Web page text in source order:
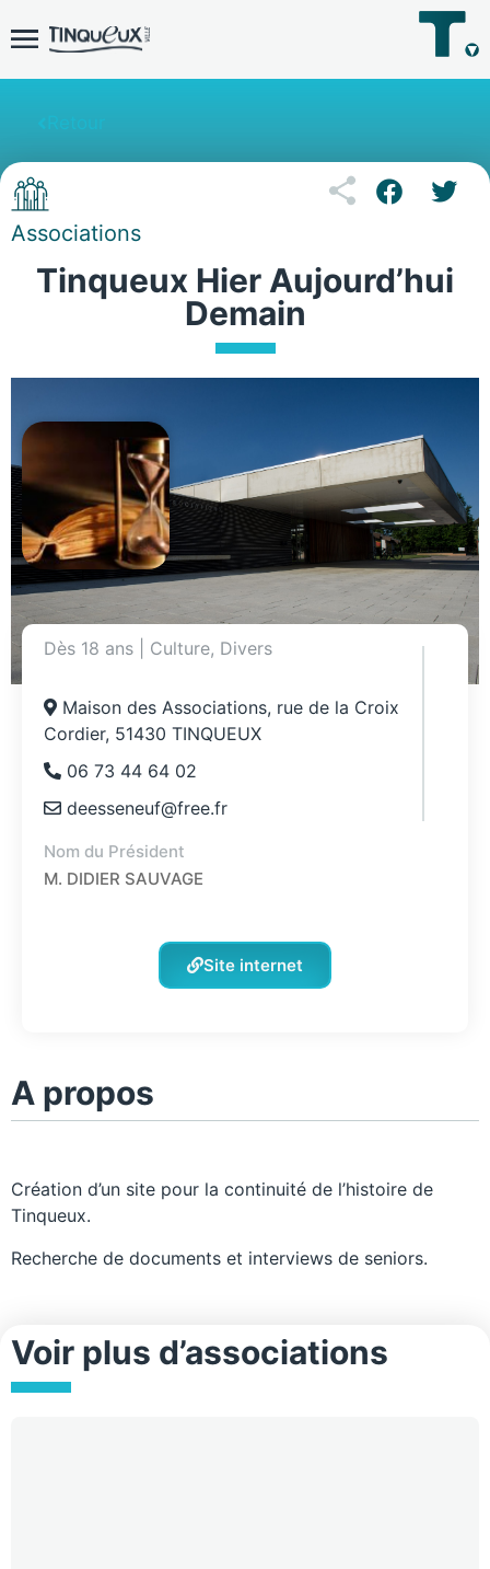
Associations
Tinqueux Hier Aujourd’hui
Demain
Dès 18 ans Culture, Divers
Maison des Associations, rue de la Croix
Cordier, 51430 TINQUEUX
06 73 44 64 02
deesseneuf@free.fr
Nom du Président
M. DIDIER SAUVAGE
Site internet
A propos
Création d’un site pour la continuité de l’histoire de
Tinqueux.
Recherche de documents et interviews de seniors.
Voir plus d’associations